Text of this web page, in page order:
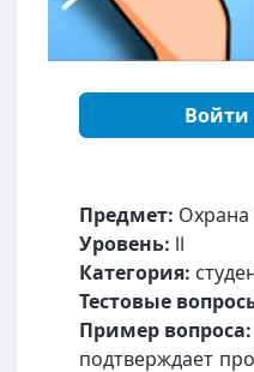
Войти
Предмет: Охрана
Уровень: II
Категория:
Тестовые
Пример вопроса:
подтверждает